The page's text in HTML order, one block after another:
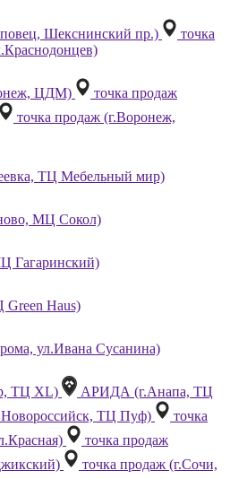
Шекснинский пр.)
точка
ЦДМ)
точка продаж
точка продаж (г.Воронеж,
ТЦ Мебельный мир)
МЦ Сокол)
Гагаринский)
Haus)
ул.Ивана Сусанина)
ТЦ XL)
АРИДА (г.Анапа, ТЦ
ТЦ Пуф)
точка
точка продаж
точка продаж (г.Сочи,